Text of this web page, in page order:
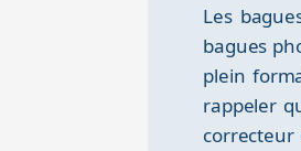
Les
bagues
plein
rappeler
correcteur